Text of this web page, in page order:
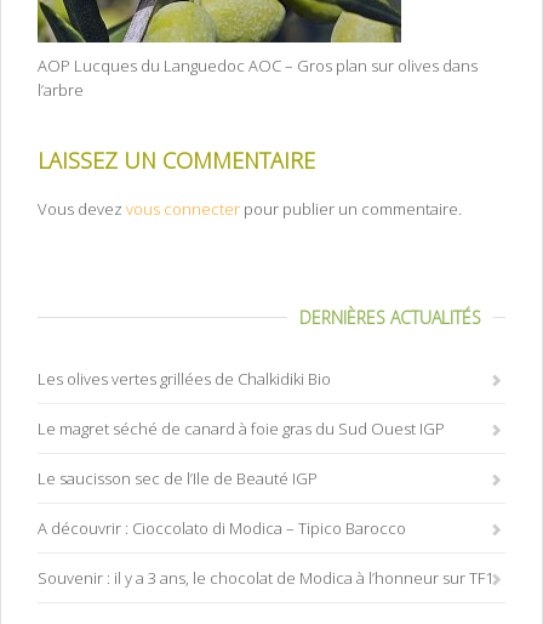
AOP Lucques du Languedoc AOC – Gros plan sur olives dans
l’arbre
LAISSEZ UN COMMENTAIRE
Vous devez vous connecter pour publier un commentaire.
DERNIÈRES ACTUALITÉS
Les olives vertes grillées de Chalkidiki Bio
Le magret séché de canard à foie gras du Sud Ouest IGP
Le saucisson sec de l’Ile de Beauté IGP
A découvrir : Cioccolato di Modica – Tipico Barocco
Souvenir : il y a 3 ans, le chocolat de Modica à l’honneur sur TF1